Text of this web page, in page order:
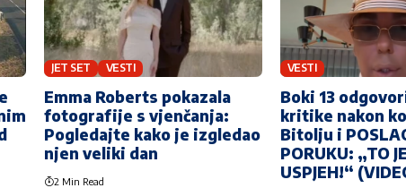
JET SET VESTI
Emma Roberts pokazala
fotografije s vjenčanja:
Pogledajte kako je izgledao
njen veliki dan
2 Min Read
VESTI
Boki 13
kritike nakon
Bitolju i
PORUKU: „TO
USPJEH!“